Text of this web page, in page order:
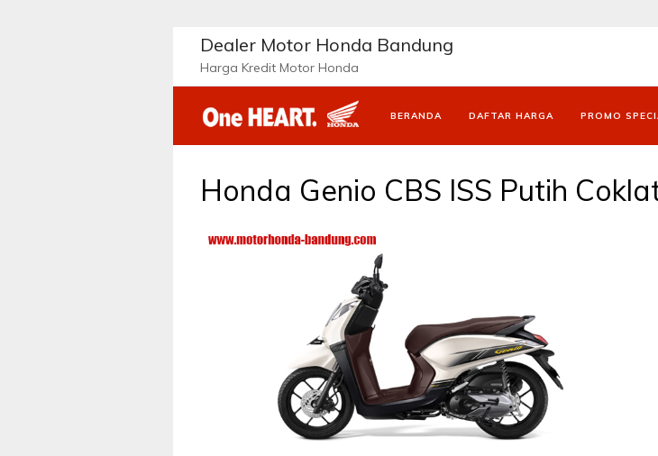
Dealer Motor Honda Bandung
Harga Kredit Motor Honda
BERANDA DAFTAR HARGA PROMO
Honda Genio CBS ISS Putih